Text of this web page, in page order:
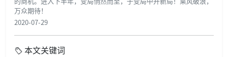
万众期待！
2020-07-29
本文关键词